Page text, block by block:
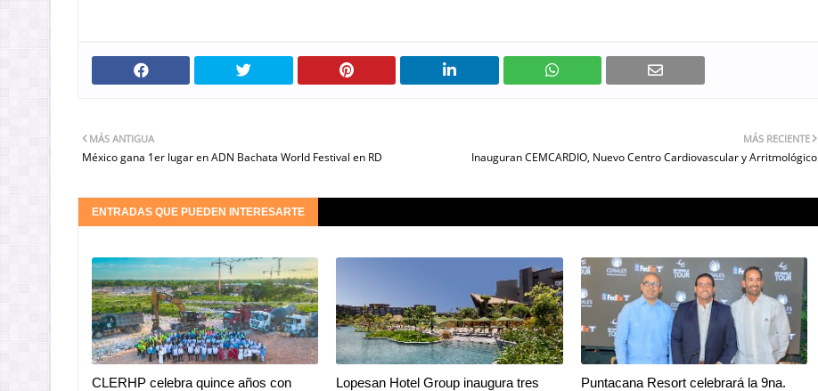
MÁS RECIENTE
Inauguran CEMCARDIO, Nuevo Centro Cardiovascular y Arritmológico
MÁS ANTIGUA
México gana 1er lugar en ADN Bachata World Festival en RD
ENTRADAS QUE PUEDEN INTERESARTE
CLERHP celebra quince años con
Lopesan Hotel Group inaugura tres
Puntacana Resort celebrará la 9na.